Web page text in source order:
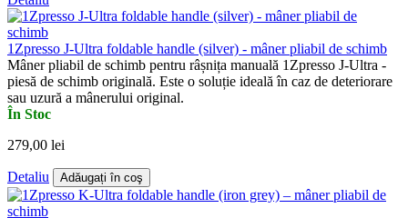
1Zpresso J-Ultra foldable handle (silver) - mâner pliabil de schimb
Mâner pliabil de schimb pentru râșnița manuală 1Zpresso J-Ultra -
piesă de schimb originală. Este o soluție ideală în caz de deteriorare
sau uzură a mânerului original.
În Stoc
279,00 lei
Detaliu Adăugați în coş